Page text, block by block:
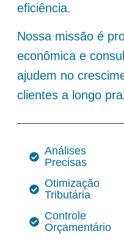
eficiência.
Nossa missão é
econômica e
ajudem no
clientes a longo
Análises
Precisas
Otimização
Tributária
Controle
Orçamentário